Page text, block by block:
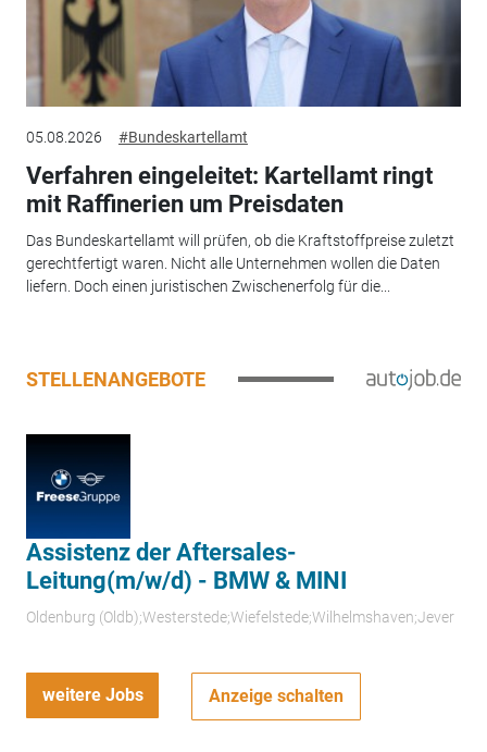
05.08.2026 #Bundeskartellamt
Verfahren eingeleitet: Kartellamt ringt
mit Raffinerien um Preisdaten
Das Bundeskartellamt will prüfen, ob die Kraftstoffpreise zuletzt
gerechtfertigt waren. Nicht alle Unternehmen wollen die Daten
liefern. Doch einen juristischen Zwischenerfolg für die...
STELLENANGEBOTE
Assistenz der Aftersales-
Leitung(m/w/d) - BMW & MINI
Oldenburg (Oldb);Westerstede;Wiefelstede;Wilhelmshaven;Jever
weitere Jobs Anzeige schalten